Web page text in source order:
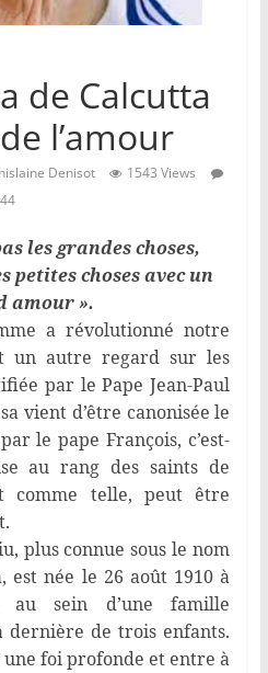
de Calcutta
l’amour
Denisot
1543 Views
les grandes choses,
petites choses avec un
amour ».
a révolutionné notre
un autre regard sur les
par le Pape Jean-Paul
vient d’être canonisée le
le pape François, c’est-
au rang des saints de
comme telle, peut être
plus connue sous le nom
est née le 26 août 1910 à
au sein d’une famille
dernière de trois enfants.
foi profonde et entre à